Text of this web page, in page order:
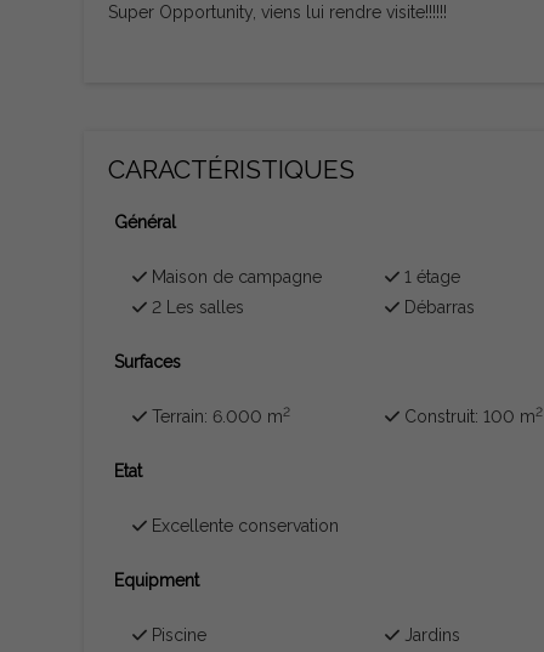
Super Opportunity, viens lui rendre visite!!!!!!
CARACTÉRISTIQUES
Général
Maison de campagne 1 étage
2 Les salles
Débarras
Surfaces
Terrain: 6.000 m2 Construit: 100 m2
Etat
Excellente conservation
Equipment
Piscine Jardins